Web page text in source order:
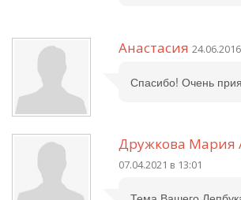
Анастасия
Спасибо! Очень
Дружкова Мария
07.04.2021 в 13:01